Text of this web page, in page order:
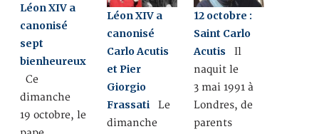
Léon XIV a
canonisé
sept
bienheureux
Ce
dimanche
19 octobre, le
Léon XIV a
canonisé
Carlo Acutis
et Pier
Giorgio
Frassati Le
dimanche
12 octobre :
Saint Carlo
Acutis Il
naquit le
3 mai 1991 à
Londres, de
parents